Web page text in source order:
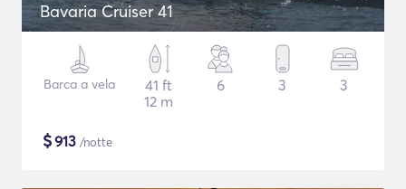
Bavaria Cruiser 41
Barca a vela
41 ft
12 m
6 3 3
$913 /notte